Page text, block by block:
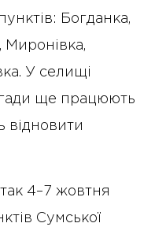
Богданка,
Миронівка,
У селищі
ще працюють
відновити
4–7 жовтня
Сумської